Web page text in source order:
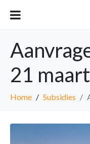
21 maart
Home Subsidies